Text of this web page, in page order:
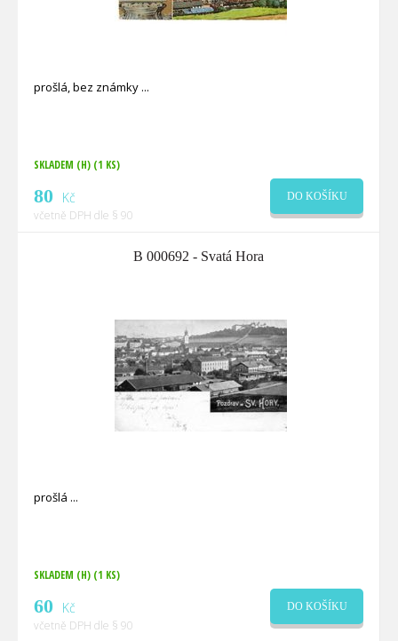
prošlá, bez známky
SKLADEM (H) (1 KS)
80 Kč
včetně DPH dle § 90
DO KOŠÍKU
B 000692 - Svatá Hora
prošlá
SKLADEM (H) (1 KS)
60 Kč
včetně DPH dle § 90
DO KOŠÍKU